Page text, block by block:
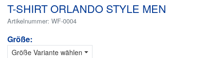
T-SHIRT ORLANDO STYLE MEN
Artikelnummer: WF-0004
Größe:
Größe Variante wählen